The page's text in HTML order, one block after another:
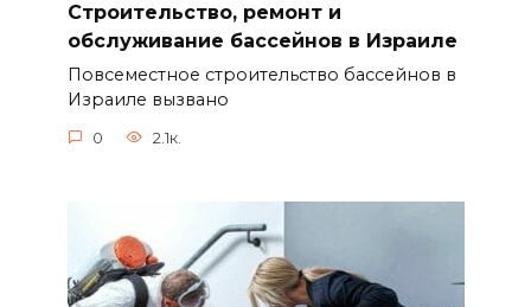
Строительство, ремонт и
обслуживание бассейнов в Израиле
Повсеместное строительство бассейнов в
Израиле вызвано
0 2.1к.